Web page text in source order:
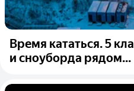
Время кататься. 5
и сноуборда рядом...